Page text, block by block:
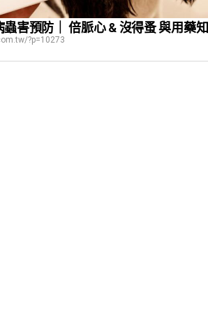
害預防｜ 倍脈心 & 沒得蚤 與用藥
?p=10273